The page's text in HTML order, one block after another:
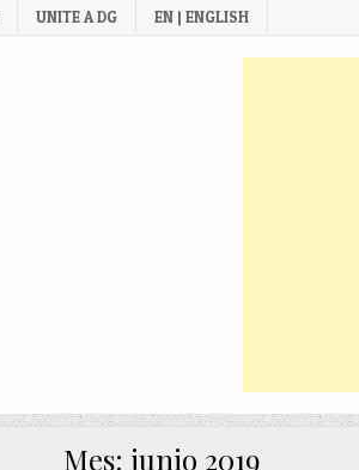
UNITE A DG EN | ENGLISH
Mes: junio 2019